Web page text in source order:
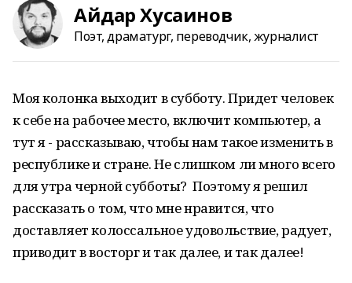
Айдар Хусаинов
Поэт, драматург, переводчик, журналист
Моя колонка выходит в субботу. Придет человек
к себе на рабочее место, включит компьютер, а
тут я - рассказываю, чтобы нам такое изменить в
республике и стране. Не слишком ли много всего
для утра черной субботы? Поэтому я решил
рассказать о том, что мне нравится, что
доставляет колоссальное удовольствие, радует,
приводит в восторг и так далее, и так далее!